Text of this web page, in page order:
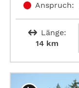
Anspruch:
Länge:
14 km